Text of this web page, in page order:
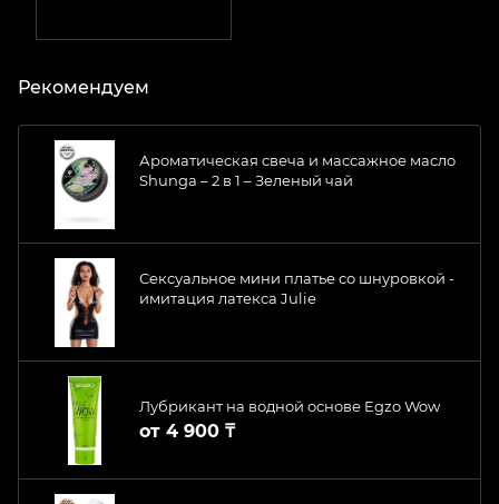
Рекомендуем
Ароматическая свеча и массажное масло
Shunga – 2 в 1 – Зеленый чай
Сексуальное мини платье со шнуровкой -
имитация латекса Julie
Лубрикант на водной основе Egzo Wow
от 4 900 ₸